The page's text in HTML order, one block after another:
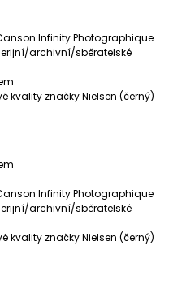
Infinity Photographique
archivní/sběratelské
kvality značky Nielsen (černý)
Infinity Photographique
archivní/sběratelské
kvality značky Nielsen (černý)